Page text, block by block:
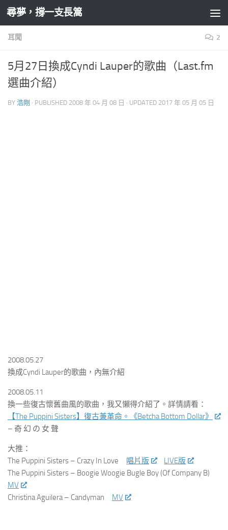
Skip to content
尋夢，撐一支長篙
耳聞 2
5月27日換成Cyndi Lauper的歌曲（Last.fm
選曲介紹）
BY 浩剛 · PUBLISHED 2008 年 04 月 08 日 · UPDATED 2017 年 05 月 05 日
2008.05.27
換成Cyndi Lauper的歌曲，內無介紹
2008.05.11
換一些復古懷舊曲風的歌曲，我又懶得介紹了。詳情請看：
【The Puppini Sisters】復古兼革命。《Betcha Bottom Dollar》
– 奇 幻 の 女 聲
大推：
The Puppini Sisters – Crazy In Love 唱片版
LIVE版
The Puppini Sisters – Boogie Woogie Bugle Boy (Of Company B)
MV
Christina Aguilera – Candyman MV